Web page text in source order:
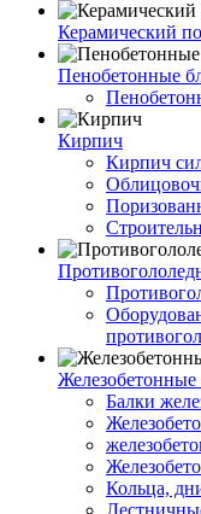
Керамический
Пенобетонные
Кирпич
Кирпич
Железобетонные
Балки
Кольца,